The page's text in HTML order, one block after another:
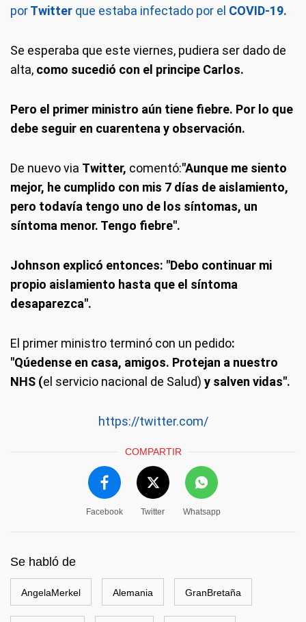
porTwitter que estaba infectado por el COVID-19.
Se esperaba que este viernes, pudiera ser dado de
alta, como sucedió con el principe Carlos.
Pero el primer ministro aún tiene fiebre. Por lo que
debe seguir en cuarentena y observación.
De nuevo via Twitter, comentó:"Aunque me siento
mejor, he cumplido con mis 7 días de aislamiento,
pero todavía tengo uno de los síntomas, un
síntoma menor. Tengo fiebre".
Johnson explicó entonces: "Debo continuar mi
propio aislamiento hasta que el síntoma
desaparezca".
El primer ministro terminó con un pedido:
"Qúedense en casa, amigos. Protejan a nuestro
NHS (el servicio nacional de Salud) y salven vidas".
https://twitter.com/
COMPARTIR
Facebook Twitter Whatsapp
Se habló de
AngelaMerkel Alemania GranBretaña